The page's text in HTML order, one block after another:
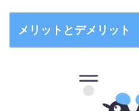
メリットとデメリット